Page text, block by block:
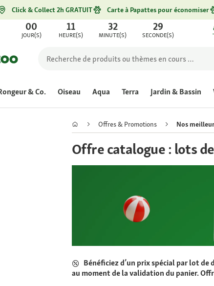
Click & Collect 2h GRATUIT Carte à Papattes pour économiser
00
JOUR(S)
11
HEURE(S)
32
MINUTE(S)
29
SECONDE(S)
& Co. Oiseau Aqua Terra Jardin & Bassin
Offres & Promotions Nos
Offre catalogue : lots
Bénéficiez d’un prix spécial par lot
au moment de la validation du panier.